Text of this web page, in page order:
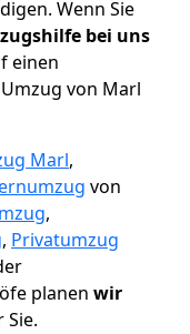
Wenn Sie
bei uns
einen
von Marl
Marl,
von
,
, Privatumzug
planen wir
Sie.